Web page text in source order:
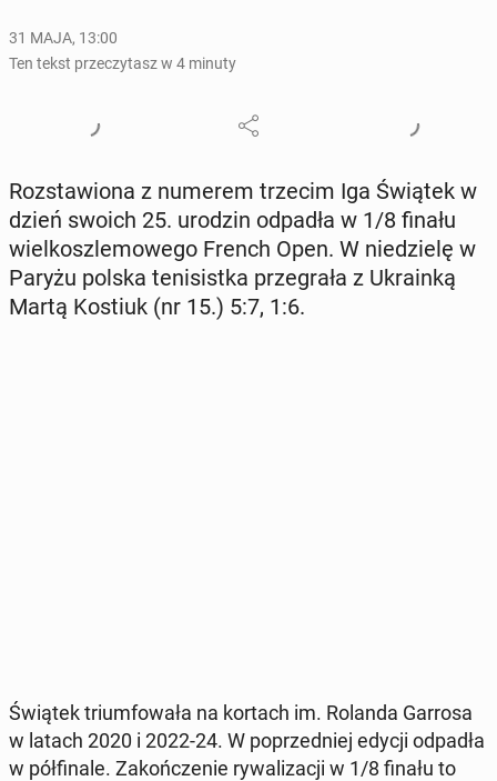
31 MAJA, 13:00
Ten tekst przeczytasz w 4 minuty
Roz­sta­wio­na z numerem trzecim Iga Świątek w
dzień swoich 25. urodzin odpadła w 1/8 finału
wiel­kosz­le­mo­we­go French Open. W nie­dzie­lę w
Paryżu polska te­ni­sist­ka prze­gra­ła z Ukra­in­ką
Martą Kostiuk (nr 15.) 5:7, 1:6.
Świątek trium­fo­wa­ła na kortach im. Rolanda Garrosa
w latach 2020 i 2022-24. W po­przed­niej edycji odpadła
w pół­fi­na­le. Za­koń­cze­nie ry­wa­li­za­cji w 1/8 finału to